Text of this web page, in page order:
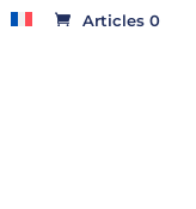
Articles 0